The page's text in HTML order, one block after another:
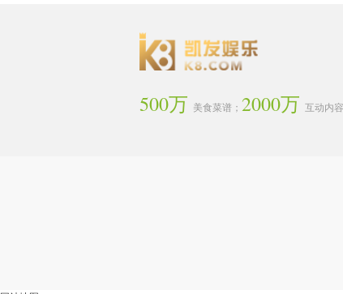
500万 美食菜谱； 2000万 互动内容